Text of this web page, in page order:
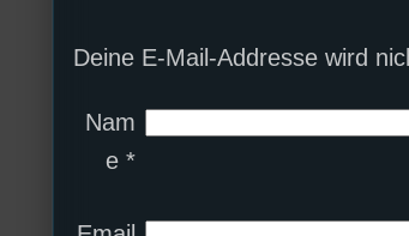
Deine E-Mail-Addresse wird
Nam
e *